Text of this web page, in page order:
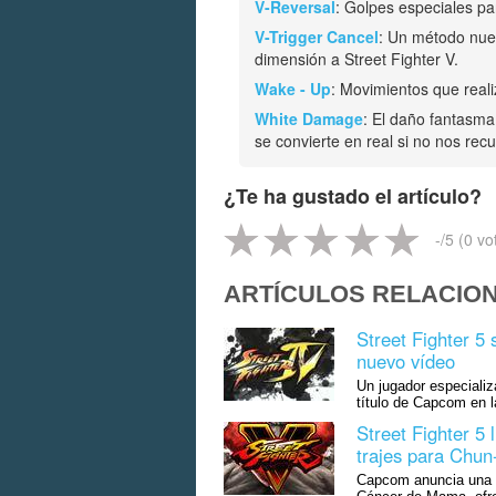
V-Reversal: Golpes especiales
V-Trigger Cancel: Un método
dimensión a Street Fighter V.
Wake - Up: Movimientos que
White Damage: El daño
se convierte en real si no nos
¿Te ha gustado el artículo?
-/5 (0
ARTÍCULOS
Street Fighter 5
nuevo vídeo
Un jugador
título de Capcom en
Street Fighter 5
trajes para
Capcom anuncia